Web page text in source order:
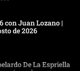
con Juan Lozano |
de 2026
De La Espriella